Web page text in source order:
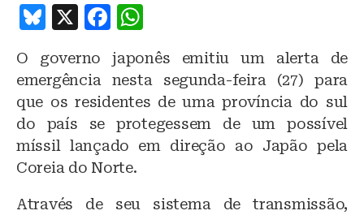
B
e
s
k
y
X
F
c
e
b
o
o
k
h
at
s
A
p
O governo japonês emitiu um alerta de
emergência nesta segunda-feira (27) para
que os residentes de uma província do sul
do país se protegessem de um possível
míssil lançado em direção ao Japão pela
Coreia do Norte.
Através de seu sistema de transmissão,